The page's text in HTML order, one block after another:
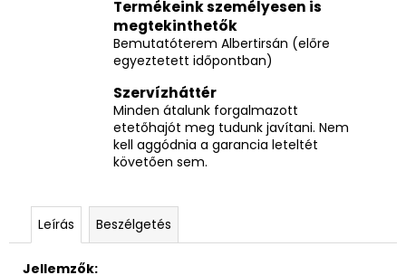
Termékeink személyesen is
megtekinthetők
Bemutatóterem Albertirsán (előre
egyeztetett időpontban)
Szervízháttér
Minden átalunk forgalmazott
etetőhajót meg tudunk javítani. Nem
kell aggódnia a garancia leteltét
követően sem.
Leírás Beszélgetés
Jellemzők: